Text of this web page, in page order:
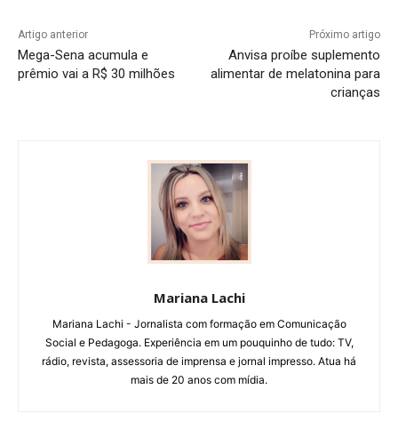
Artigo anterior
Mega-Sena acumula e
prêmio vai a R$ 30 milhões
Próximo artigo
Anvisa proíbe suplemento
alimentar de melatonina para
crianças
Mariana Lachi
Mariana Lachi - Jornalista com formação em Comunicação
Social e Pedagoga. Experiência em um pouquinho de tudo: TV,
rádio, revista, assessoria de imprensa e jornal impresso. Atua há
mais de 20 anos com mídia.